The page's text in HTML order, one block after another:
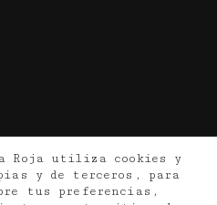
Roja utiliza cookies y
y de terceros, para
tus preferencias,